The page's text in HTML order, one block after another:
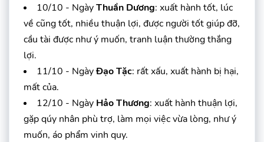
10/10 - NgàyThuần Dương: xuất hành tốt, lúc
về cũng tốt, nhiều thuận lợi, được người tốt giúp đỡ,
cầu tài được như ý muốn, tranh luận thường thắng
lợi.
11/10 - NgàyĐạo Tặc: rất xấu, xuất hành bị hại,
mất của.
12/10 - Ngày Hảo Thương: xuất hành thuận lợi,
gặp qúy nhân phù trợ, làm mọi việc vừa lòng, như ý
muốn, áo phẩm vinh quy.